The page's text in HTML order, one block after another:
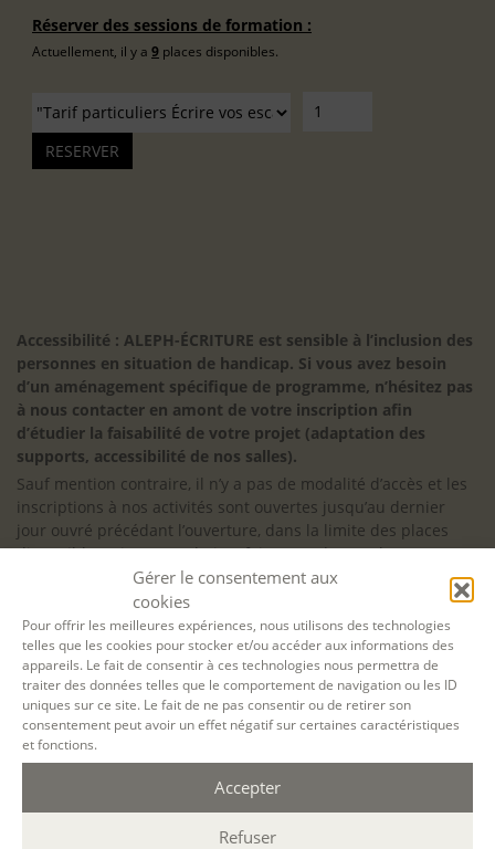
Gérer le consentement aux
cookies
Pour offrir les meilleures expériences, nous utilisons des technologies
telles que les cookies pour stocker et/ou accéder aux informations des
appareils. Le fait de consentir à ces technologies nous permettra de
traiter des données telles que le comportement de navigation ou les ID
uniques sur ce site. Le fait de ne pas consentir ou de retirer son
consentement peut avoir un effet négatif sur certaines caractéristiques
et fonctions.
Accepter
Refuser
Réserver des sessions de formation :
Actuellement, il y a 9 places disponibles.
Accessibilité : ALEPH-ÉCRITURE est sensible à l’inclusion des
personnes en situation de handicap. Si vous avez besoin
d’un aménagement spécifique de programme, n’hésitez pas
à nous contacter en amont de votre inscription afin
d’étudier la faisabilité de votre projet (adaptation des
supports, accessibilité de nos salles).
Sauf mention contraire, il n’y a pas de modalité d’accès et les
inscriptions à nos activités sont ouvertes jusqu’au dernier
jour ouvré précédant l’ouverture, dans la limite des places
disponibles. Si vous souhaitez faire prendre en charge votre
formation (Afdas, France Travail…), la demande d’inscription
est à effectuer au plus tard un mois avant le début de la
formation.
NOS ATELIERS
Découverte
L’école d’écriture
La fabrique du manuscrit
Les stages pour artistes-auteurs
Se former à la biographie